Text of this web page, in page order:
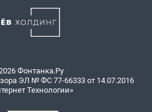
Фонтанка.Ру
ЭЛ № ФС 77-66333 от 14.07.2016
Технологии»